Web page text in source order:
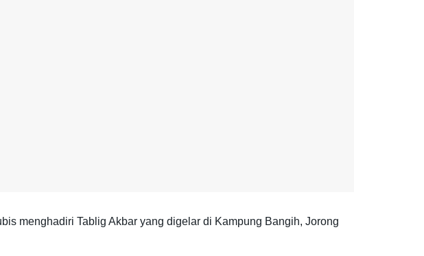
menghadiri Tablig Akbar yang digelar di Kampung Bangih, Jorong